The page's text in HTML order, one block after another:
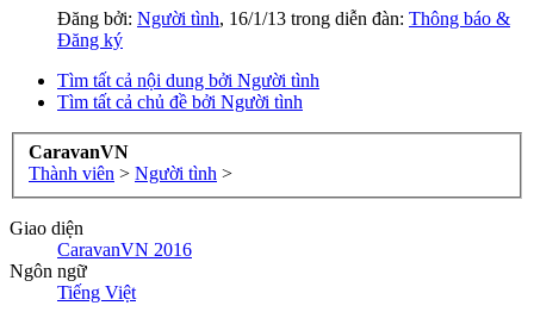
Đăng bởi: Người tình, 16/1/13 trong diễn đàn: Thông báo &
Đăng ký
Tìm tất cả nội dung bởi Người tình
Tìm tất cả chủ đề bởi Người tình
CaravanVN
Thành viên > Người tình >
Giao diện
CaravanVN 2016
Ngôn ngữ
Tiếng Việt